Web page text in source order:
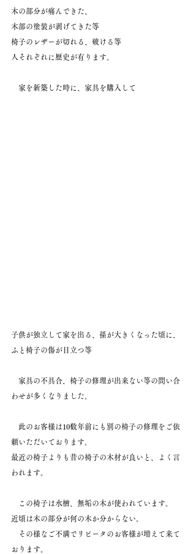
木の部分が痛んできた、
木部の塗装が剥げてきた等
椅子のレザーが切れる、破ける等
人それぞれに歴史が有ります。
家を新築した時に、家具を購入して
子供が独立して家を出る、孫が大きくなった頃に、
ふと椅子の傷が目立つ等
家具の不具合、椅子の修理が出来ない等の問い合
わせが多くなりました。
此のお客様は10数年前にも別の椅子の修理をご依
頼いただいております。
最近の椅子よりも昔の椅子の木材が良いと、よく言
われます。
この椅子は水楢、無垢の木が使われています。
近頃は木の部分が何の木か分からない。
その様なご不満でリピータのお客様が増えて来て
おります。